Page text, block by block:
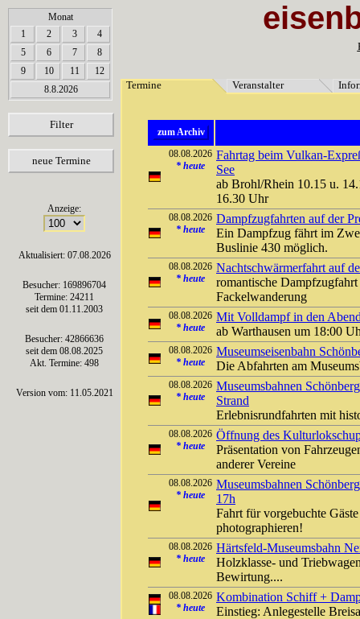
array(6) { [0]=> string(7) "Termine" [1]=> string(12) "Veranstalter" [2]=> string(11)
Termine Veranstalter
Monat
1
2 3
4
5
6 7
8
9
10 11
12
8.8.2026
Filter
neue Termine
Anzeige:
Aktualisiert: 07.08.2026
Besucher: 169896704
Termine: 24211
seit dem 01.11.2003
Besucher: 42866636
seit dem 08.08.2025
Akt. Termine: 498
Version vom: 11.05.2021
zum Archiv
08.08.2026
* heute
Fahrtag beim Vulkan-
See
ab Brohl/Rhein 10.15 u.
16.30 Uhr
08.08.2026
* heute
Dampfzugfahrten auf der
Ein Dampfzug fährt im
Buslinie 430 möglich.
08.08.2026
* heute
Nachtschwärmerfahrt auf
romantische
Fackelwanderung
08.08.2026
* heute
Mit Volldampf in den
ab Warthausen um 18:00
08.08.2026
* heute
Museumseisenbahn
Die Abfahrten am
08.08.2026
* heute
Museumsbahnen
Strand
Erlebnisrundfahrten mit
08.08.2026
* heute
Öffnung des
Präsentation von
anderer Vereine
08.08.2026
* heute
Museumsbahnen
17h
Fahrt für vorgebuchte
photographieren!
08.08.2026
* heute
Härtsfeld-Museumsbahn
Holzklasse- und
Bewirtung....
08.08.2026
* heute
Kombination Schiff +
Einstieg: Anlegestelle